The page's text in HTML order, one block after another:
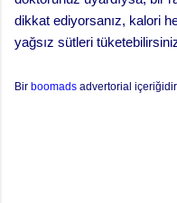
dikkat ediyorsanız, kalori
yağsız sütleri
Bir boomads advertorial içeriğidir.